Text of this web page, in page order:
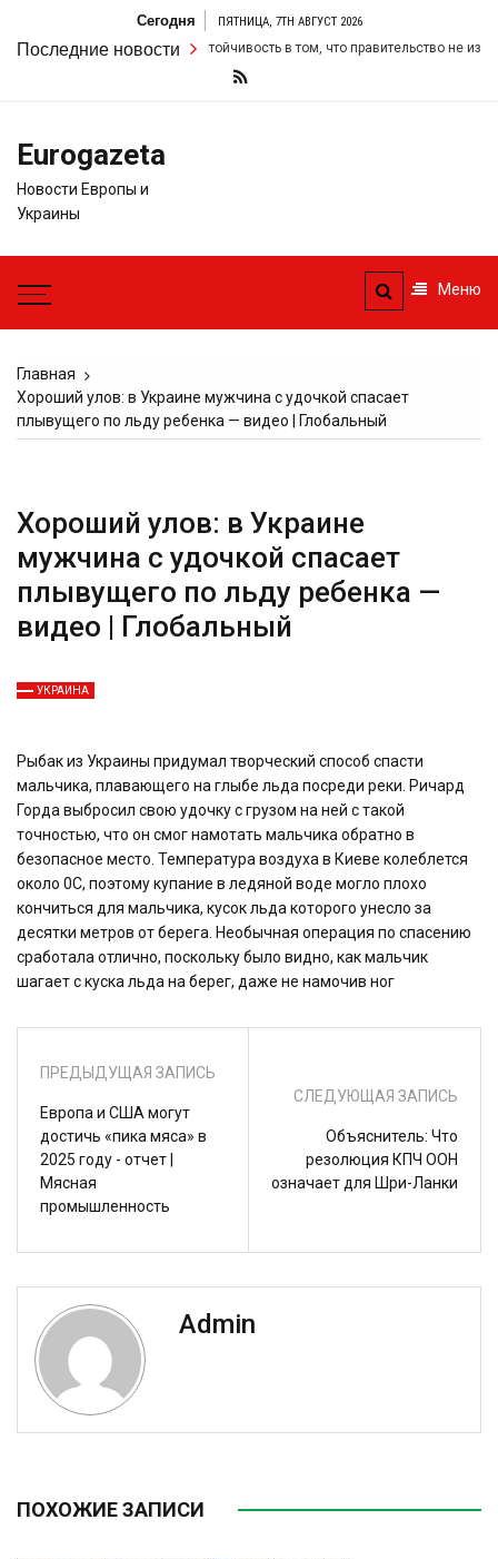
содержимому
Сегодня ПЯТНИЦА, 7TH АВГУСТ 2026
Последние новости
Стармер удвоил свою настойчивость в том, что правительство не
Eurogazeta
Новости Европы и
Украины
Меню
Главная
Хороший улов: в Украине мужчина с удочкой спасает
плывущего по льду ребенка — видео | Глобальный
Хороший улов: в Украине
мужчина с удочкой спасает
плывущего по льду ребенка —
видео | Глобальный
УКРАИНА
Рыбак из Украины придумал творческий способ спасти
мальчика, плавающего на глыбе льда посреди реки. Ричард
Горда выбросил свою удочку с грузом на ней с такой
точностью, что он смог намотать мальчика обратно в
безопасное место. Температура воздуха в Киеве колеблется
около 0С, поэтому купание в ледяной воде могло плохо
кончиться для мальчика, кусок льда которого унесло за
десятки метров от берега. Необычная операция по спасению
сработала отлично, поскольку было видно, как мальчик
шагает с куска льда на берег, даже не намочив ног
ПРЕДЫДУЩАЯ ЗАПИСЬ
Европа и США могут
достичь «пика мяса» в
2025 году - отчет |
Мясная
промышленность
СЛЕДУЮЩАЯ ЗАПИСЬ
Объяснитель: Что
резолюция КПЧ ООН
означает для Шри-Ланки
Admin
ПОХОЖИЕ ЗАПИСИ